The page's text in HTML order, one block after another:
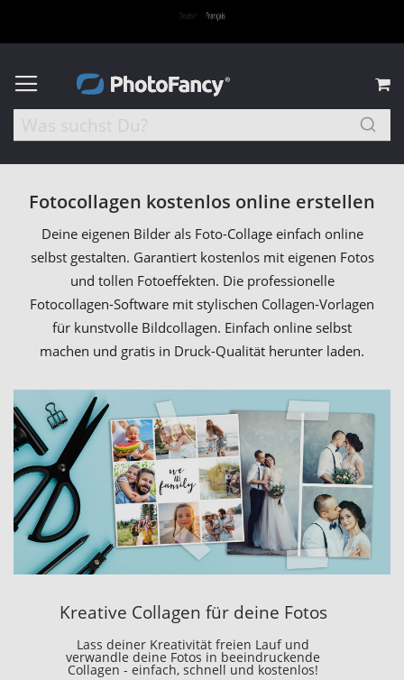
Fotocollagen kostenlos online erstellen
Deine eigenen Bilder als Foto-Collage einfach online
selbst gestalten. Garantiert kostenlos mit eigenen Fotos
und tollen Fotoeffekten. Die professionelle
Fotocollagen-Software mit stylischen Collagen-Vorlagen
für kunstvolle Bildcollagen. Einfach online selbst
machen und gratis in Druck-Qualität herunter laden.
Kreative Collagen für deine Fotos
Lass deiner Kreativität freien Lauf und
verwandle deine Fotos in beeindruckende
Collagen - einfach, schnell und kostenlos!